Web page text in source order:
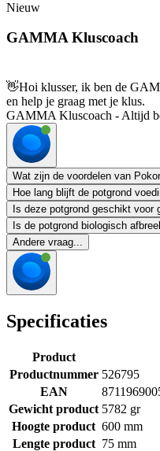
Nieuw
GAMMA Kluscoach
👋Hoi klusser, ik ben de
en help je graag met je klus.
GAMMA Kluscoach - Altijd
Wat zijn de voordelen van
Hoe lang blijft de potgrond
Is deze potgrond geschikt voor
Is de potgrond biologisch
Andere vraag...
Specificaties
Product
Productnummer 526795
EAN
Gewicht product 5782 gr
Hoogte product 600 mm
Lengte product 75 mm